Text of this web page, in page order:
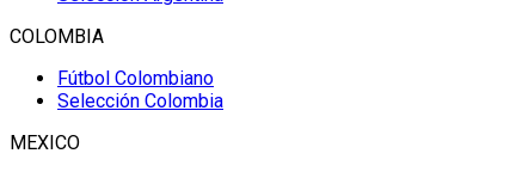
COLOMBIA
Fútbol Colombiano
Selección Colombia
MEXICO